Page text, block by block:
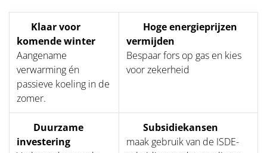
Klaar voor
komende winter
Aangename
verwarming én
passieve koeling in de
zomer.
Hoge energieprijzen
vermijden
Bespaar fors op gas en kies
voor zekerheid
Duurzame
investering
Subsidiekansen
maak gebruik van de ISDE-